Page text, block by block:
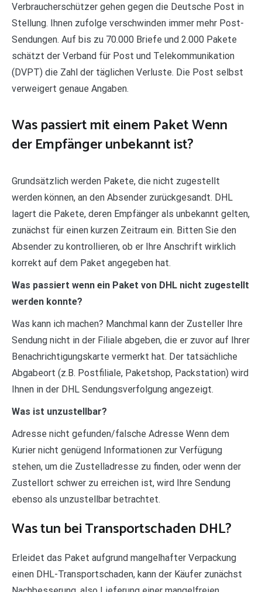
Verbraucherschützer gehen gegen die Deutsche Post in
Stellung. Ihnen zufolge verschwinden immer mehr Post-
Sendungen. Auf bis zu 70.000 Briefe und 2.000 Pakete
schätzt der Verband für Post und Telekommunikation
(DVPT) die Zahl der täglichen Verluste. Die Post selbst
verweigert genaue Angaben.
Was passiert mit einem Paket Wenn
der Empfänger unbekannt ist?
Grundsätzlich werden Pakete, die nicht zugestellt
werden können, an den Absender zurückgesandt. DHL
lagert die Pakete, deren Empfänger als unbekannt gelten,
zunächst für einen kurzen Zeitraum ein. Bitten Sie den
Absender zu kontrollieren, ob er Ihre Anschrift wirklich
korrekt auf dem Paket angegeben hat.
Was passiert wenn ein Paket von DHL nicht zugestellt
werden konnte?
Was kann ich machen? Manchmal kann der Zusteller Ihre
Sendung nicht in der Filiale abgeben, die er zuvor auf Ihrer
Benachrichtigungskarte vermerkt hat. Der tatsächliche
Abgabeort (z.B. Postfiliale, Paketshop, Packstation) wird
Ihnen in der DHL Sendungsverfolgung angezeigt.
Was ist unzustellbar?
Adresse nicht gefunden/falsche Adresse Wenn dem
Kurier nicht genügend Informationen zur Verfügung
stehen, um die Zustelladresse zu finden, oder wenn der
Zustellort schwer zu erreichen ist, wird Ihre Sendung
ebenso als unzustellbar betrachtet.
Was tun bei Transportschaden DHL?
Erleidet das Paket aufgrund mangelhafter Verpackung
einen DHL-Transportschaden, kann der Käufer zunächst